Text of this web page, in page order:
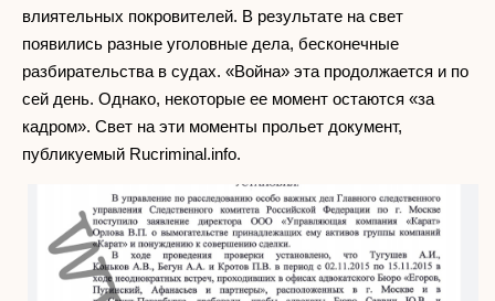
влиятельных покровителей. В результате на свет
появились разные уголовные дела, бесконечные
разбирательства в судах. «Война» эта продолжается и по
сей день. Однако, некоторые ее момент остаются «за
кадром». Свет на эти моменты прольет документ,
публикуемый Rucriminal.info.